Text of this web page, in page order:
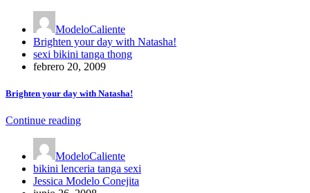
ModeloCaliente
Brighten your day with Natasha!
sexi bikini tanga thong
febrero 20, 2009
Brighten your day with Natasha!
Continue reading
ModeloCaliente
bikini lenceria tanga sexi
Jessica Modelo Conejita